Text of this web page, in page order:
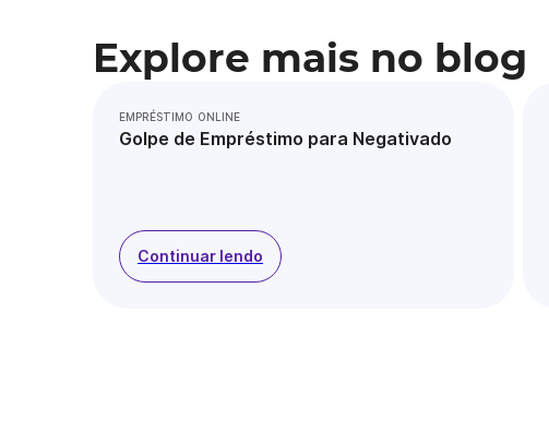
Explore mais no blog
EMPRÉSTIMO ONLINE
Golpe de Empréstimo para Negativado
Continuar lendo